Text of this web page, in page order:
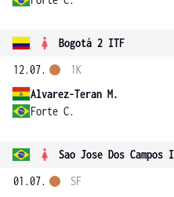
Bogotá 2 ITF
12.07.
Alvarez-Teran M.
Forte C.
1K
Sao Jose Dos Campos
01.07.
SF